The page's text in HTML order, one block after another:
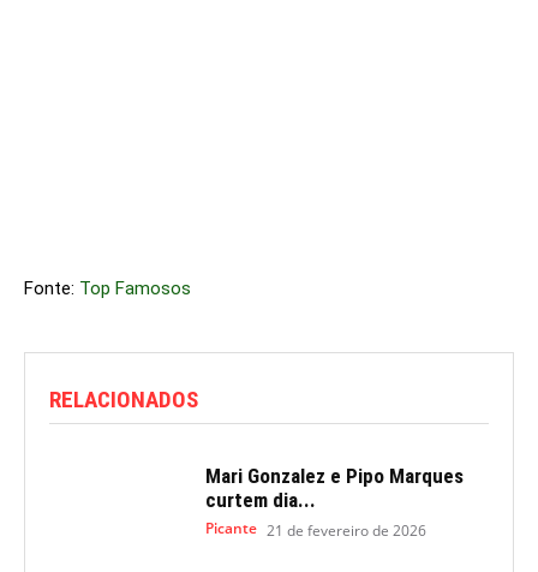
Fonte: Top Famosos
RELACIONADOS
Mari Gonzalez e Pipo Marques
curtem dia...
Picante 21 de fevereiro de 2026